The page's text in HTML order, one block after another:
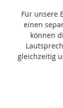
Für unsere
einen
können
gleichzeitig